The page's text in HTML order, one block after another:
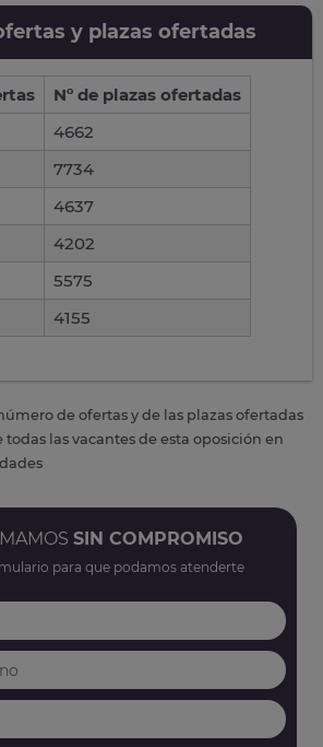
y plazas ofertadas
Nº de plazas ofertadas
4662
7734
4637
4202
5575
4155
de ofertas y de las plazas ofertadas
las vacantes de esta oposición en
SIN COMPROMISO
para que podamos atenderte